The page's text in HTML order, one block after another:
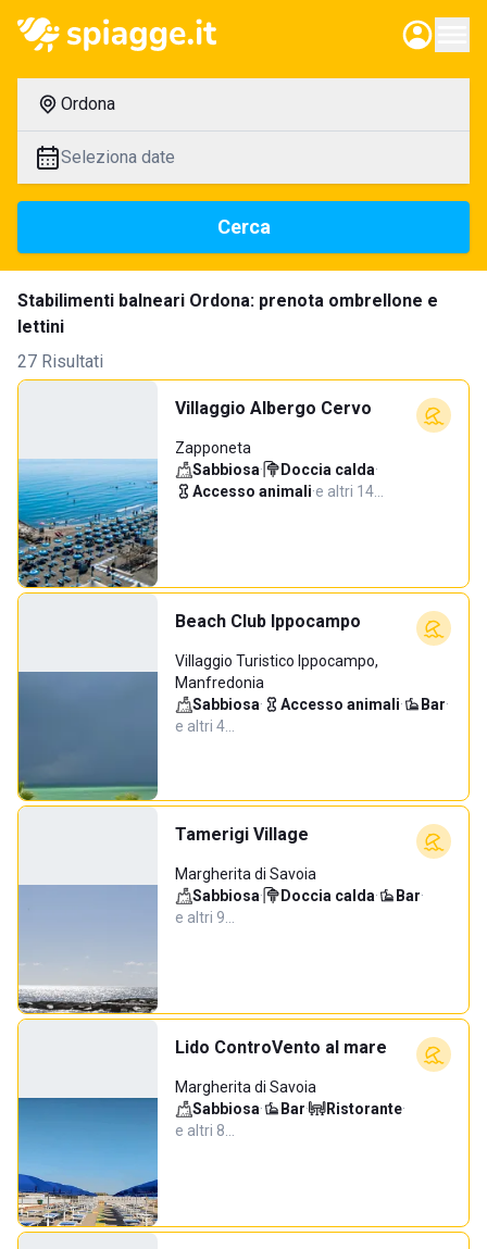
Ordona
Seleziona date
Cerca
Stabilimenti balneari Ordona: prenota ombrellone e
lettini
27 Risultati
Villaggio Albergo Cervo
Zapponeta
Sabbiosa· Doccia calda·
Accesso animali·e altri 14…
Beach Club Ippocampo
Villaggio Turistico Ippocampo,
Manfredonia
Sabbiosa· Accesso animali· Bar·
e altri 4…
Tamerigi Village
Margherita di Savoia
Sabbiosa· Doccia calda· Bar·
e altri 9…
Lido ControVento al mare
Margherita di Savoia
Sabbiosa· Bar· Ristorante·
e altri 8…